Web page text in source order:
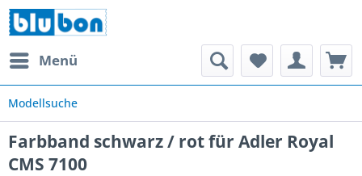
Menü
Modellsuche
Farbband schwarz / rot für Adler Royal
CMS 7100